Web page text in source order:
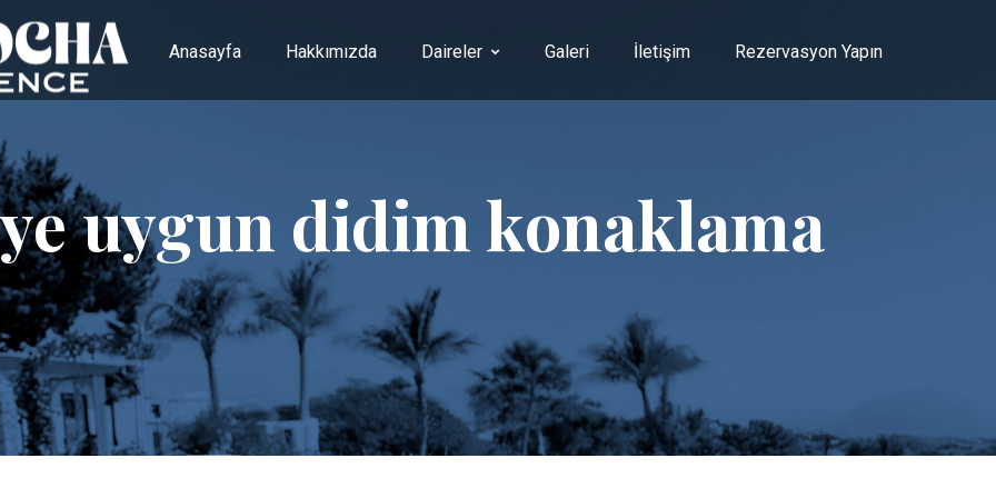
Anasayfa
Hakkımızda Daireler Galeri İletişim Rezervasyon Yapın
uygun didim konaklama